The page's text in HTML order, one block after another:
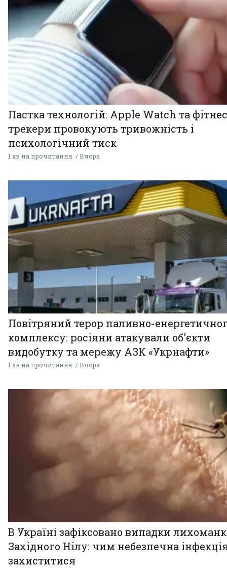
Пастка технологій: Apple Watch та
трекери провокують тривожність і
психологічний тиск
1 хв на прочитання Вчора
Повітряний терор паливно-
комплексу: росіяни атакували об'єкти
видобутку та мережу АЗК «Укрнафти»
1 хв на прочитання Вчора
В Україні зафіксовано випадки
Західного Нілу: чим небезпечна
захиститися